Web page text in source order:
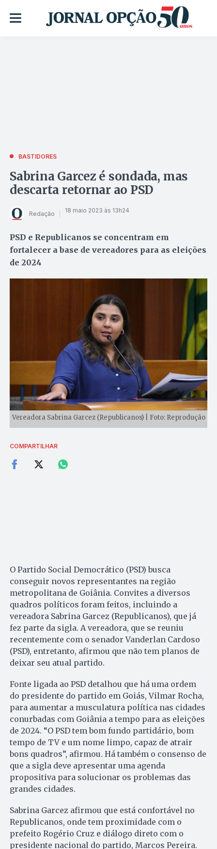
BASTIDORES
Sabrina Garcez é sondada, mas
descarta retornar ao PSD
Redação 18 maio 2023 às 13h24
PSD e Republicanos se concentram em
fortalecer a base de vereadores para as eleições
de 2024
Vereadora Sabrina Garcez (Republicanos) | Foto: Reprodução
COMPARTILHAR
O Partido Social Democrático (PSD) busca
conseguir novos representantes na região
metropolitana de Goiânia. Convites a diversos
quadros políticos foram feitos, incluindo a
vereadora Sabrina Garcez (Republicanos), que já
fez parte da sigla. A vereadora, que se reuniu
recentemente com o senador Vanderlan Cardoso
(PSD), entretanto, afirmou que não tem planos de
deixar seu atual partido.
Fonte ligada ao PSD detalhou que há uma ordem
do presidente do partido em Goiás, Vilmar Rocha,
para aumentar a musculatura política nas cidades
conurbadas com Goiânia a tempo para as eleições
de 2024. “O PSD tem bom fundo partidário, bom
tempo de TV e um nome limpo, capaz de atrair
bons quadros”, afirmou. Há também o consenso de
que a sigla deve apresentar uma agenda
propositiva para solucionar os problemas das
grandes cidades.
Sabrina Garcez afirmou que está confortável no
Republicanos, onde tem proximidade com o
prefeito Rogério Cruz e diálogo direto com o
presidente nacional do partido, Marcos Pereira.